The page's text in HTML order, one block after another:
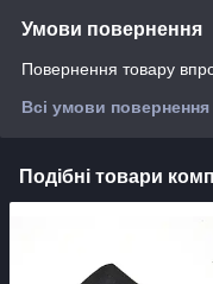
Умови повернення
Повернення товару
Всі умови повернення
Подібні товари